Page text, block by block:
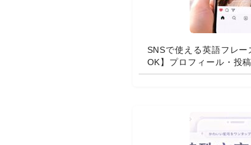
SNSで使える英語フレー
OK】プロフィール・投